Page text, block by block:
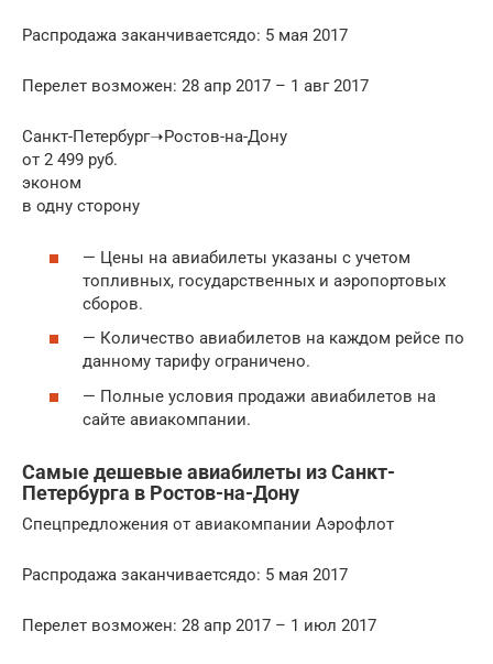
Распродажа заканчиваетсядо: 5 мая 2017
Перелет возможен: 28 апр 2017 – 1 авг 2017
Санкт-Петербург➝Ростов-на-Дону
от 2 499 руб.
эконом
в одну сторону
— Цены на авиабилеты указаны с учетом
топливных, государственных и аэропортовых
сборов.
— Количество авиабилетов на каждом рейсе по
данному тарифу ограничено.
— Полные условия продажи авиабилетов на
сайте авиакомпании.
Самые дешевые авиабилеты из Санкт-
Петербурга в Ростов-на-Дону
Спецпредложения от авиакомпании Аэрофлот
Распродажа заканчиваетсядо: 5 мая 2017
Перелет возможен: 28 апр 2017 – 1 июл 2017